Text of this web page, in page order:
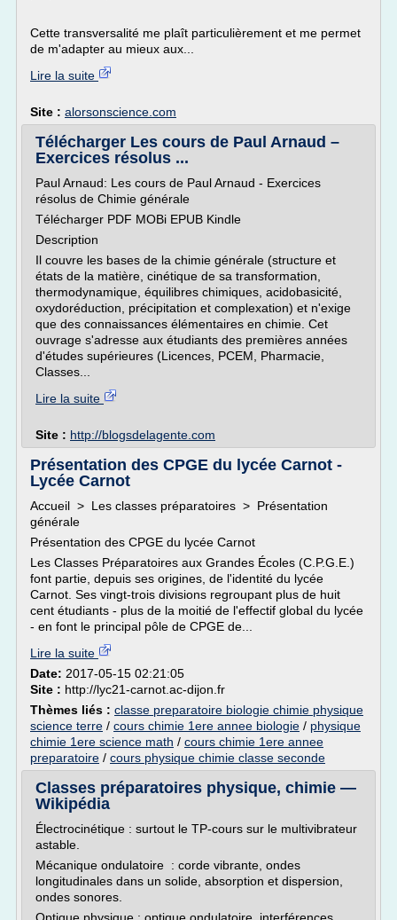
Cette transversalité me plaît particulièrement et me permet
de m'adapter au mieux aux...
Lire la suite
Site : alorsonscience.com
Télécharger Les cours de Paul Arnaud –
Exercices résolus ...
Paul Arnaud: Les cours de Paul Arnaud - Exercices
résolus de Chimie générale
Télécharger PDF MOBi EPUB Kindle
Description
Il couvre les bases de la chimie générale (structure et
états de la matière, cinétique de sa transformation,
thermodynamique, équilibres chimiques, acidobasicité,
oxydoréduction, précipitation et complexation) et n'exige
que des connaissances élémentaires en chimie. Cet
ouvrage s'adresse aux étudiants des premières années
d'études supérieures (Licences, PCEM, Pharmacie,
Classes...
Lire la suite
Site : http://blogsdelagente.com
Présentation des CPGE du lycée Carnot -
Lycée Carnot
Accueil > Les classes préparatoires > Présentation
générale
Présentation des CPGE du lycée Carnot
Les Classes Préparatoires aux Grandes Écoles (C.P.G.E.)
font partie, depuis ses origines, de l'identité du lycée
Carnot. Ses vingt-trois divisions regroupant plus de huit
cent étudiants - plus de la moitié de l'effectif global du lycée
- en font le principal pôle de CPGE de...
Lire la suite
Date: 2017-05-15 02:21:05
Site : http://lyc21-carnot.ac-dijon.fr
Thèmes liés : classe preparatoire biologie chimie physique
science terre / cours chimie 1ere annee biologie / physique
chimie 1ere science math / cours chimie 1ere annee
preparatoire / cours physique chimie classe seconde
Classes préparatoires physique, chimie —
Wikipédia
Électrocinétique : surtout le TP-cours sur le multivibrateur
astable.
Mécanique ondulatoire : corde vibrante, ondes
longitudinales dans un solide, absorption et dispersion,
ondes sonores.